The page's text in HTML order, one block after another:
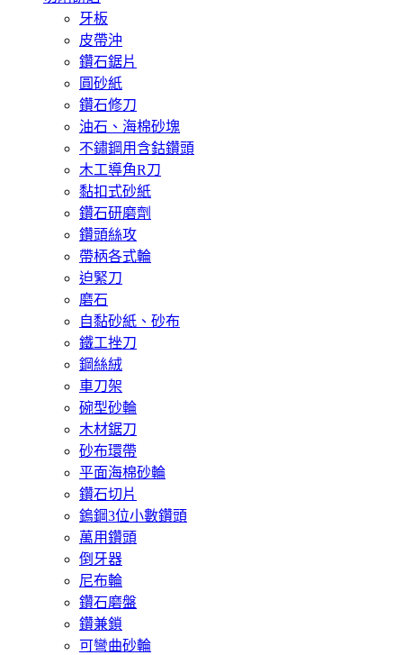
牙板
皮帶沖
鑽石鋸片
圓砂紙
鑽石修刀
油石、海棉砂塊
不鏽鋼用含鈷鑽頭
木工導角R刀
黏扣式砂紙
鑽石研磨劑
鑽頭絲攻
帶柄各式輪
迫緊刀
磨石
自黏砂紙、砂布
鐵工挫刀
鋼絲絨
車刀架
碗型砂輪
木材鋸刀
砂布環帶
平面海棉砂輪
鑽石切片
鎢鋼3位小數鑽頭
萬用鑽頭
倒牙器
尼布輪
鑽石磨盤
鑽兼鎖
可彎曲砂輪